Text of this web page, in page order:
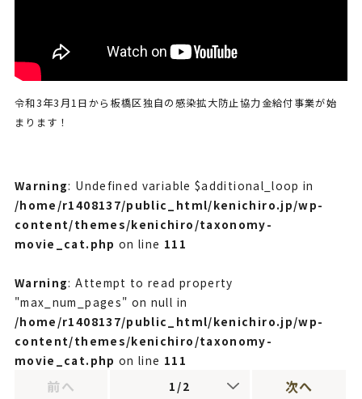
令和3年3月1日から板橋区独自の感染拡大防止協力金給付事業が始
まります！
Warning: Undefined variable $additional_loop in
/home/r1408137/public_html/kenichiro.jp/wp-
content/themes/kenichiro/taxonomy-
movie_cat.php on line 111
Warning: Attempt to read property
"max_num_pages" on null in
/home/r1408137/public_html/kenichiro.jp/wp-
content/themes/kenichiro/taxonomy-
movie_cat.php on line 111
前へ 1/2 次へ